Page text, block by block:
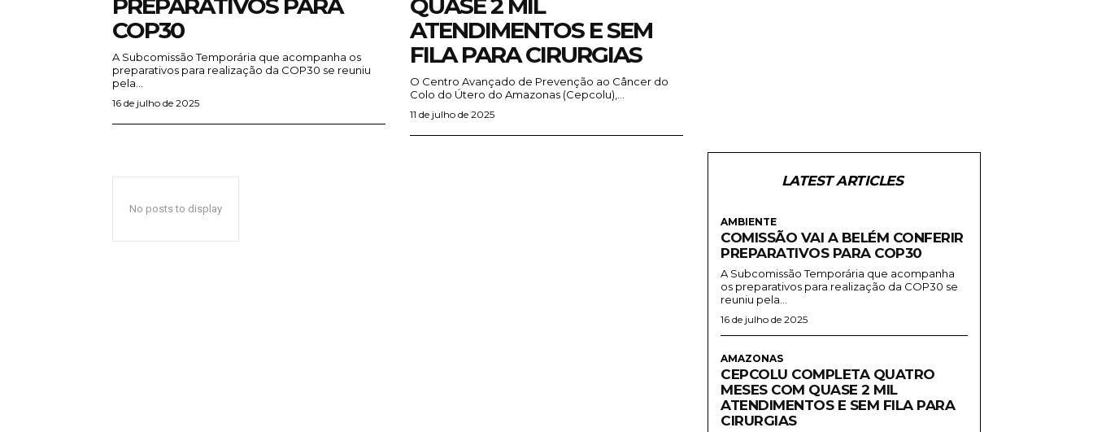
COP30
A Subcomissão Temporária que acompanha os
preparativos para realização da COP30 se reuniu
pela...
16 de julho de 2025
ATENDIMENTOS E SEM
FILA PARA CIRURGIAS
O Centro Avançado de Prevenção ao Câncer do
Colo do Útero do Amazonas (Cepcolu),...
11 de julho de 2025
No posts to display
LATEST ARTICLES
AMBIENTE
COMISSÃO VAI A BELÉM CONFERIR
PREPARATIVOS PARA COP30
A Subcomissão Temporária que acompanha
os preparativos para realização da COP30 se
reuniu pela...
16 de julho de 2025
AMAZONAS
CEPCOLU COMPLETA QUATRO
MESES COM QUASE 2 MIL
ATENDIMENTOS E SEM FILA PARA
CIRURGIAS